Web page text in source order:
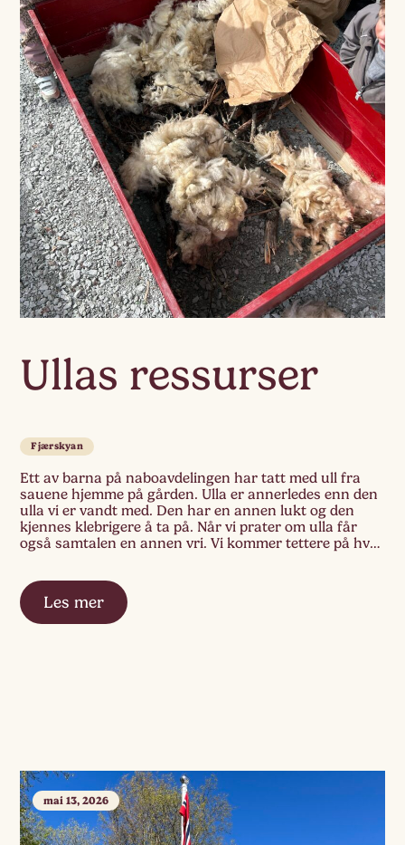
Ullas ressurser
Fjærskyan
Ett av barna på naboavdelingen har tatt med ull fra
sauene hjemme på gården. Ulla er annerledes enn den
ulla vi er vandt med. Den har en annen lukt og den
kjennes klebrigere å ta på. Når vi prater om ulla får
også samtalen en annen vri. Vi kommer tettere på hvor
Les mer
mai 13, 2026